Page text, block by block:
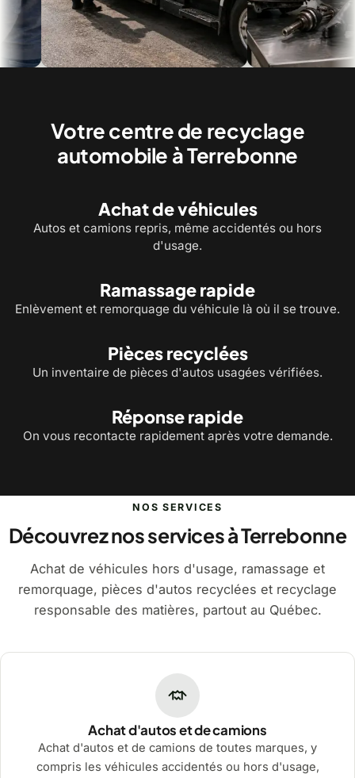
Votre centre de recyclage
automobile à Terrebonne
Achat de véhicules
Autos et camions repris, même accidentés ou hors
d'usage.
Ramassage rapide
Enlèvement et remorquage du véhicule là où il se trouve.
Pièces recyclées
Un inventaire de pièces d'autos usagées vérifiées.
Réponse rapide
On vous recontacte rapidement après votre demande.
NOS SERVICES
Découvrez nos services à Terrebonne
Achat de véhicules hors d'usage, ramassage et
remorquage, pièces d'autos recyclées et recyclage
responsable des matières, partout au Québec.
Achat d'autos et de camions
Achat d'autos et de camions de toutes marques, y
compris les véhicules accidentés ou hors d'usage,